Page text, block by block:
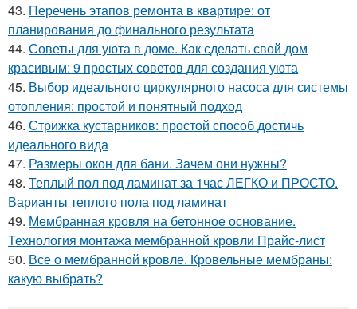
43. Перечень этапов ремонта в квартире: от
планирования до финального результата
44. Советы для уюта в доме. Как сделать свой дом
красивым: 9 простых советов для создания уюта
45. Выбор идеального циркулярного насоса для системы
отопления: простой и понятный подход
46. Стрижка кустарников: простой способ достичь
идеального вида
47. Размеры окон для бани. Зачем они нужны?
48. Теплый пол под ламинат за 1час ЛЕГКО и ПРОСТО.
Варианты теплого пола под ламинат
49. Мембранная кровля на бетонное основание.
Технология монтажа мембранной кровли Прайс-лист
50. Все о мембранной кровле. Кровельные мембраны:
какую выбрать?